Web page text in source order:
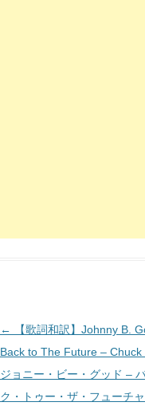
投
稿
ナ
ビ
←
【歌詞和訳】Johnny B.
Back to The Future – Chuck
ジョニー・ビー・グッド –
ク・トゥー・ザ・フューチ